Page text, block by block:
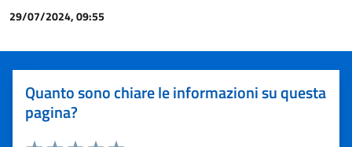
29/07/2024, 09:55
Quanto sono chiare le informazioni su questa
pagina?